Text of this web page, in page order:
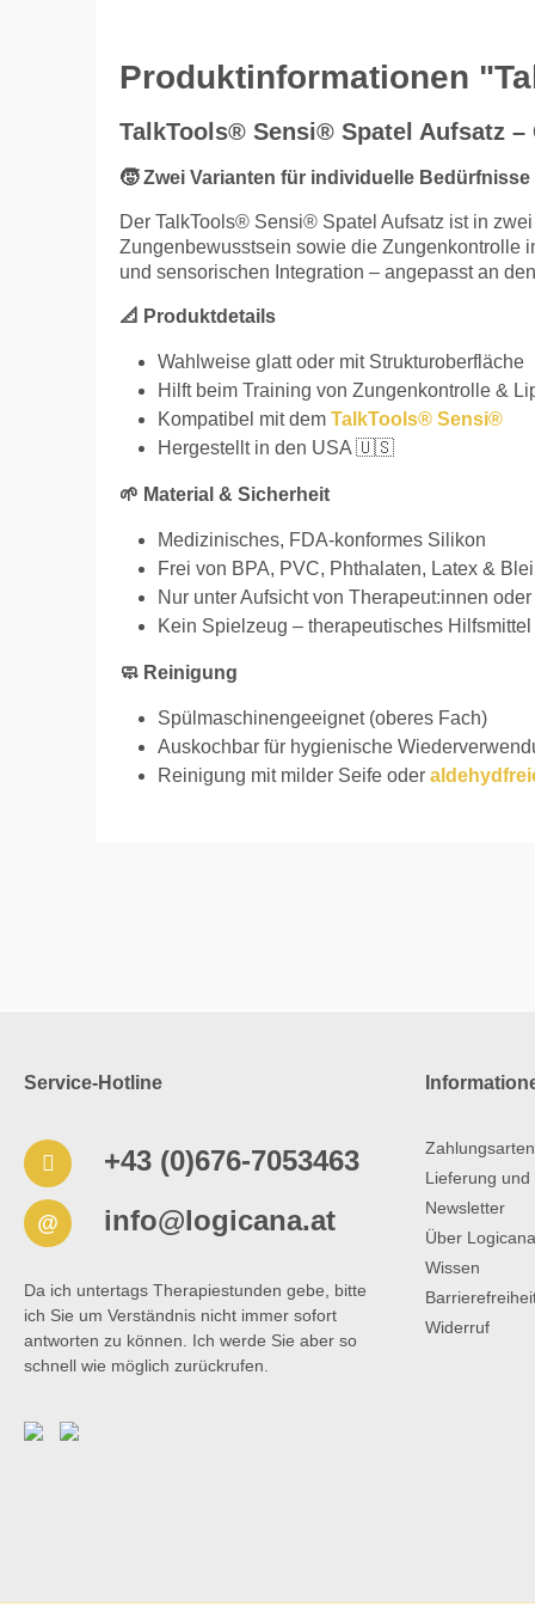
Produktinformationen
TalkTools® Sensi® Spatel Aufsatz
🧒 Zwei Varianten für individuelle Bedürfnisse
Der TalkTools® Sensi® Spatel Aufsatz ist in
Zungenbewusstsein sowie die Zungenkontrolle
und sensorischen Integration – angepasst an
📐 Produktdetails
Wahlweise glatt oder mit Strukturoberfläche
Hilft beim Training von Zungenkontrolle &
Kompatibel mit dem TalkTools® Sensi®
Hergestellt in den USA 🇺🇸
🌱 Material & Sicherheit
Medizinisches, FDA-konformes Silikon
Frei von BPA, PVC, Phthalaten, Latex & Blei
Nur unter Aufsicht von Therapeut:innen
Kein Spielzeug – therapeutisches Hilfsmittel
🧼 Reinigung
Spülmaschinengeeignet (oberes Fach)
Auskochbar für hygienische
Reinigung mit milder Seife oder
Service-Hotline
+43 (0)676-7053463
@ info@logicana.at
Da ich untertags Therapiestunden gebe, bitte
ich Sie um Verständnis nicht immer sofort
antworten zu können. Ich werde Sie aber so
schnell wie möglich zurückrufen.
Zahlungsarten
Lieferung und
Newsletter
Über Logicana
Wissen
Widerruf